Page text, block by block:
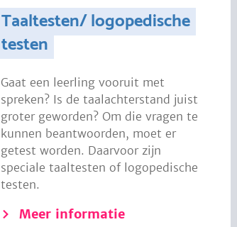
Taaltesten/ logopedische
testen
Gaat een leerling vooruit met
spreken? Is de taalachterstand juist
groter geworden? Om die vragen te
kunnen beantwoorden, moet er
getest worden. Daarvoor zijn
speciale taaltesten of logopedische
testen.
Meer informatie